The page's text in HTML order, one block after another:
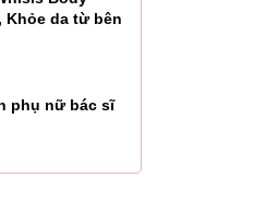
Khỏe da từ bên
phụ nữ bác sĩ